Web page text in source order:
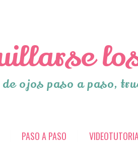
ojos paso a paso,
PASO A PASO